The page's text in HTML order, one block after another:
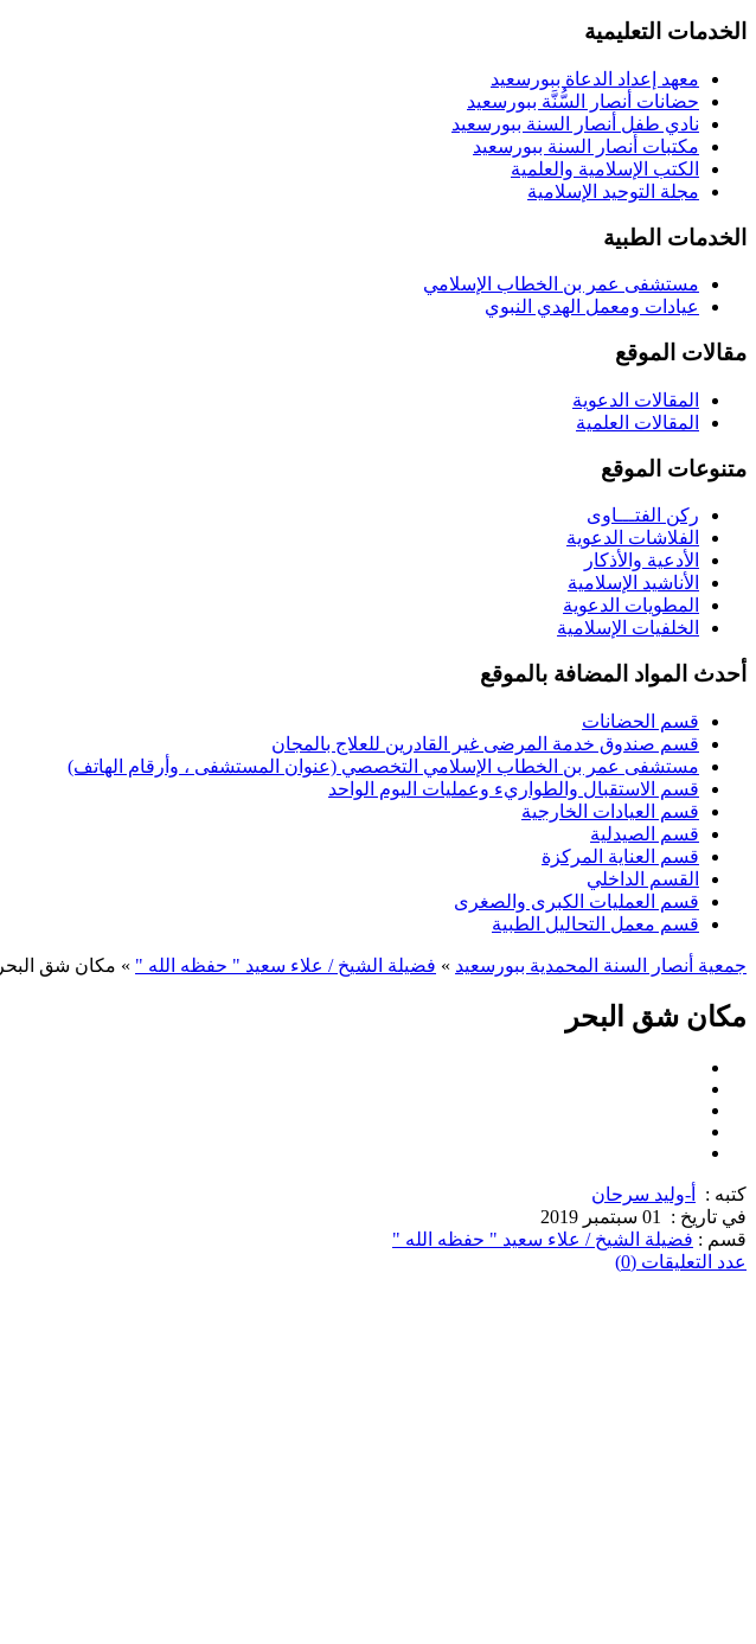
الخدمات التعليمية
معهد إعداد الدعاة ببورسعيد
حضانات أنصار السُّنَّة ببورسعيد
نادي طفل أنصار السنة ببورسعيد
مكتبات أنصار السنة ببورسعيد
الكتب الإسلامية والعلمية
مجلة التوحيد الإسلامية
الخدمات الطبية
مستشفى عمر بن الخطاب الإسلامي
عيادات ومعمل الهدي النبوي
مقالات الموقع
المقالات الدعوية
المقالات العلمية
متنوعات الموقع
ركن الفتـــاوى
الفلاشات الدعوية
الأدعية والأذكار
الأناشيد الإسلامية
المطويات الدعوية
الخلفيات الإسلامية
أحدث المواد المضافة بالموقع
قسم الحضانات
قسم صندوق خدمة المرضى غير القادرين للعلاج بالمجان
مستشفى عمر بن الخطاب الإسلامي التخصصي (عنوان المستشفى ، وأرقام الهاتف)
قسم الاستقبال والطواريء وعمليات اليوم الواحد
قسم العيادات الخارجية
قسم الصيدلية
قسم العناية المركزة
القسم الداخلي
قسم العمليات الكبرى والصغرى
قسم معمل التحاليل الطبية
جمعية أنصار السنة المحمدية ببورسعيد » فضيلة الشيخ / علاء سعيد " حفظه الله " » مكان شق البحر
مكان شق البحر
كتبه :
أ-وليد سرحان
في تاريخ :
01 سبتمبر 2019
قسم : فضيلة الشيخ / علاء سعيد " حفظه الله "
عدد التعليقات (0)